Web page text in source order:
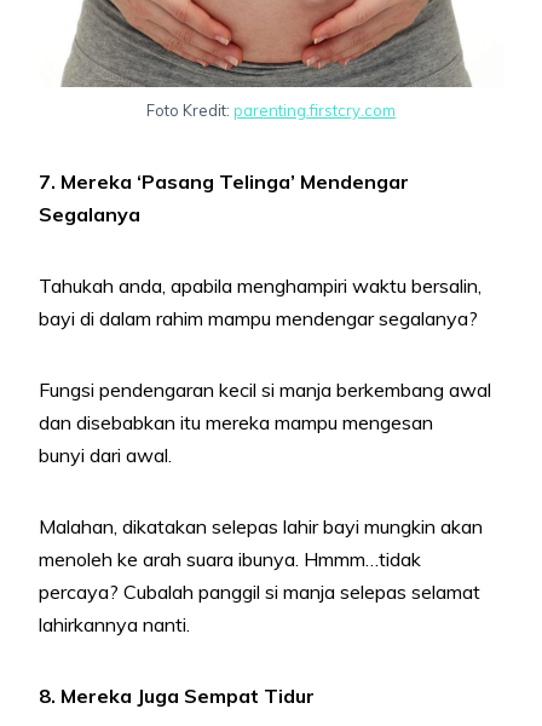
Foto Kredit: parenting.firstcry.com
7. Mereka ‘Pasang Telinga’ Mendengar
Segalanya
Tahukah anda, apabila menghampiri waktu bersalin,
bayi di dalam rahim mampu mendengar segalanya?
Fungsi pendengaran kecil si manja berkembang awal
dan disebabkan itu mereka mampu mengesan
bunyi dari awal.
Malahan, dikatakan selepas lahir bayi mungkin akan
menoleh ke arah suara ibunya. Hmmm…tidak
percaya? Cubalah panggil si manja selepas selamat
lahirkannya nanti.
8. Mereka Juga Sempat Tidur